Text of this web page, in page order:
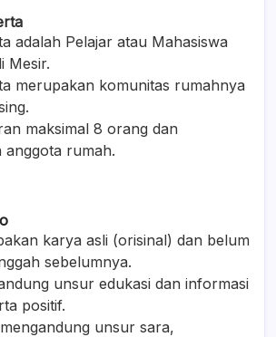
adalah Pelajar atau Mahasiswa
Mesir.
merupakan komunitas rumahnya
maksimal 8 orang dan
anggota rumah.
karya asli (orisinal) dan belum
sebelumnya.
unsur edukasi dan informasi
positif.
unsur sara,